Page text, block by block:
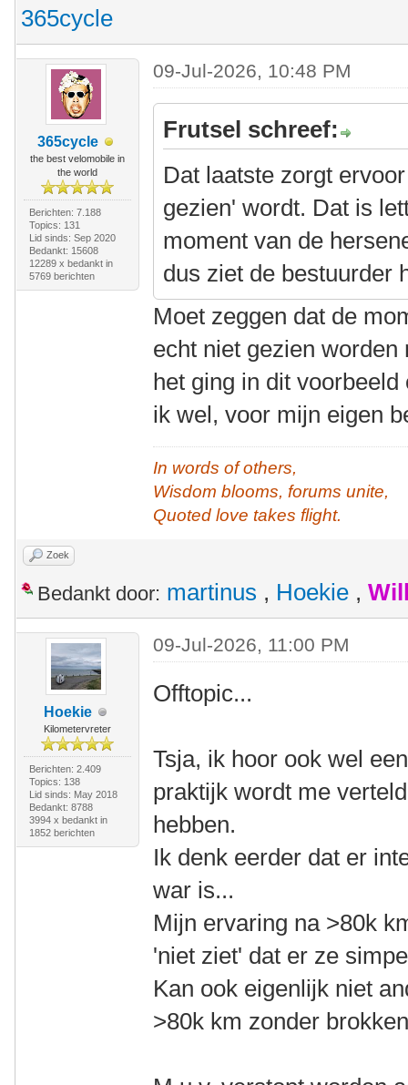
365cycle
365cycle
the best velomobile in
the world
Berichten: 7.188
Topics: 131
Lid sinds: Sep 2020
Bedankt: 15608
12289 x bedankt in
5769 berichten
09-Jul-2026, 10:48 PM
Frutsel schreef:
Dat laatste zorgt
gezien' wordt. Dat is
moment van de
dus ziet de bestuurder
Moet zeggen dat de
echt niet gezien
het ging in dit
ik wel, voor mijn eigen
In words of others,
Wisdom blooms, forums unite,
Quoted love takes flight.
Zoek
Bedankt door: martinus , Hoekie ,
Hoekie
Kilometervreter
Berichten: 2.409
Topics: 138
Lid sinds: May 2018
Bedankt: 8788
3994 x bedankt in
1852 berichten
09-Jul-2026, 11:00 PM
Offtopic...
Tsja, ik hoor ook wel
praktijk wordt me
hebben.
Ik denk eerder dat er
war is...
Mijn ervaring na >80k
'niet ziet' dat er ze
Kan ook eigenlijk niet
>80k km zonder